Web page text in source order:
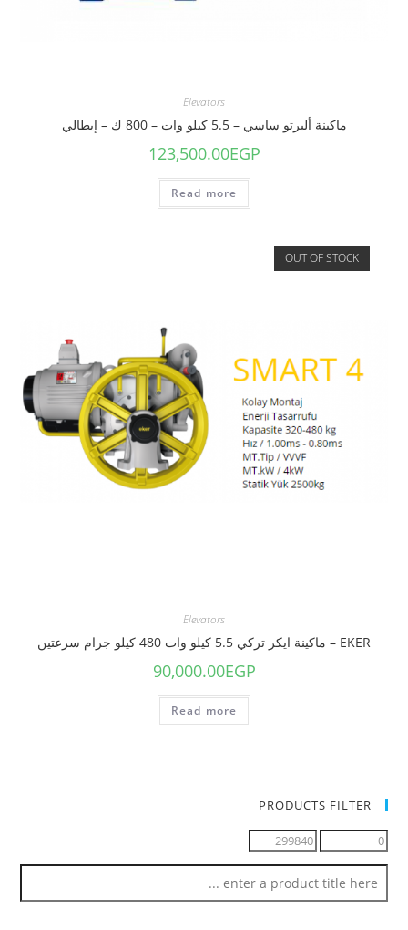
Elevators
ماكينة ألبرتو ساسي – 5.5 كيلو وات – 800 ك – إيطالي
123,500.00EGP
Read more
OUT OF STOCK
Elevators
EKER – ماكينة ايكر تركي 5.5 كيلو وات 480 كيلو جرام سرعتين
90,000.00EGP
Read more
PRODUCTS FILTER